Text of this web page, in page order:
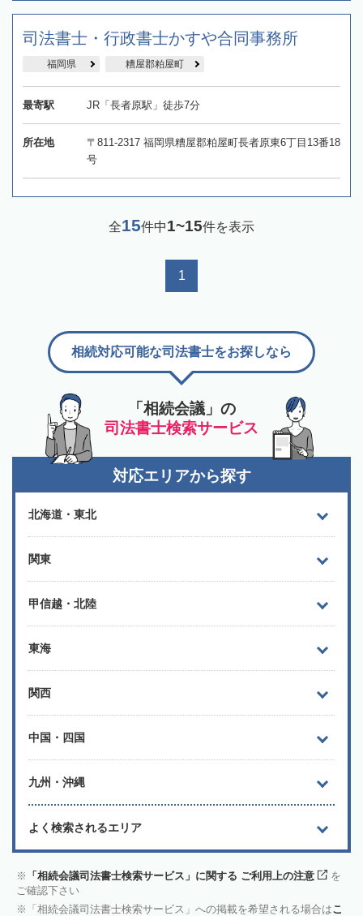
司法書士・行政書士かすや合同事務所
福岡県 糟屋郡粕屋町
最寄駅 JR「長者原駅」徒歩7分
所在地
〒811-2317 福岡県糟屋郡粕屋町長者原東6丁目13番18
号
全15件中1~15件を表示
1
「相続会議」の
司法書士検索サービス
相続対応可能な司法書士をお探しなら
対応エリアから探す
北海道・東北
関東
甲信越・北陸
東海
関西
中国・四国
九州・沖縄
よく検索されるエリア
「相続会議司法書士検索サービス」に関する ご利用上の注意
を
ご確認下さい
「相続会議司法書士検索サービス」への掲載を希望される場合はこ